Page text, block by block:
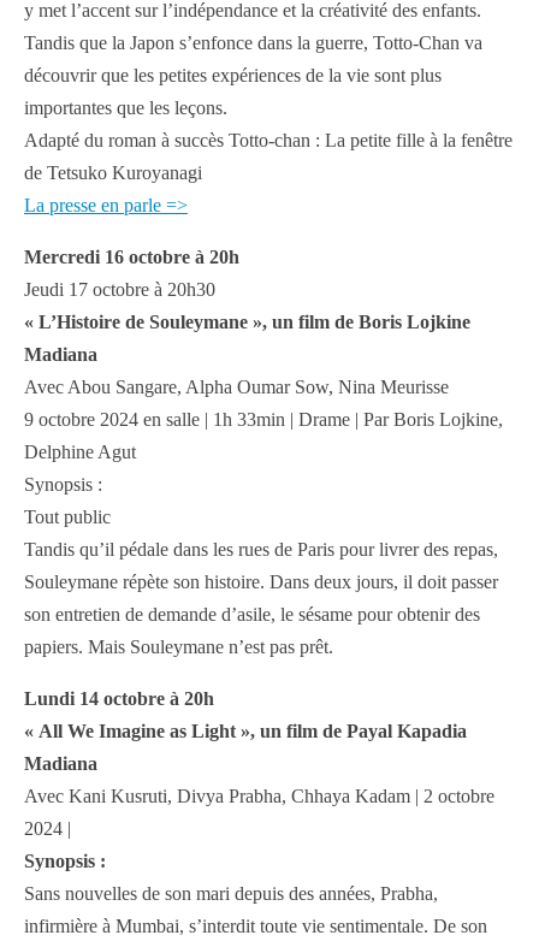
y met l’accent sur l’indépendance et la créativité des enfants.
Tandis que la Japon s’enfonce dans la guerre, Totto-Chan va
découvrir que les petites expériences de la vie sont plus
importantes que les leçons.
Adapté du roman à succès Totto-chan : La petite fille à la fenêtre
de Tetsuko Kuroyanagi
La presse en parle =>
Mercredi 16 octobre à 20h
Jeudi 17 octobre à 20h30
« L’Histoire de Souleymane », un film de Boris Lojkine
Madiana
Avec Abou Sangare, Alpha Oumar Sow, Nina Meurisse
9 octobre 2024 en salle | 1h 33min | Drame | Par Boris Lojkine,
Delphine Agut
Synopsis :
Tout public
Tandis qu’il pédale dans les rues de Paris pour livrer des repas,
Souleymane répète son histoire. Dans deux jours, il doit passer
son entretien de demande d’asile, le sésame pour obtenir des
papiers. Mais Souleymane n’est pas prêt.
Lundi 14 octobre à 20h
« All We Imagine as Light », un film de Payal Kapadia
Madiana
Avec Kani Kusruti, Divya Prabha, Chhaya Kadam | 2 octobre
2024 |
Synopsis :
Sans nouvelles de son mari depuis des années, Prabha,
infirmière à Mumbai, s’interdit toute vie sentimentale. De son